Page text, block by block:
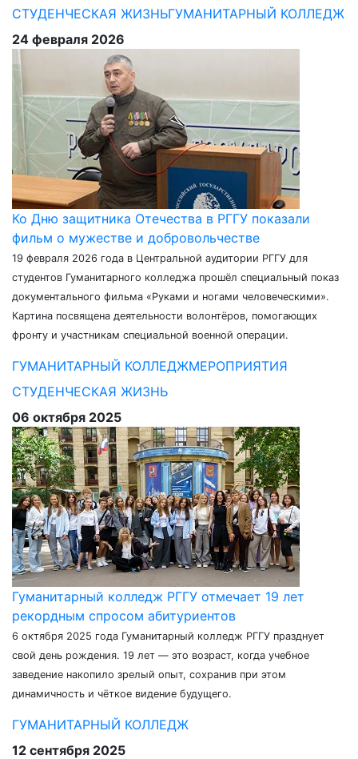
СТУДЕНЧЕСКАЯ ЖИЗНЬГУМАНИТАРНЫЙ КОЛЛЕДЖ
24 февраля 2026
Ко Дню защитника Отечества в РГГУ показали
фильм о мужестве и добровольчестве
19 февраля 2026 года в Центральной аудитории РГГУ для
студентов Гуманитарного колледжа прошёл специальный показ
документального фильма «Руками и ногами человеческими».
Картина посвящена деятельности волонтёров, помогающих
фронту и участникам специальной военной операции.
ГУМАНИТАРНЫЙ КОЛЛЕДЖМЕРОПРИЯТИЯ
СТУДЕНЧЕСКАЯ ЖИЗНЬ
06 октября 2025
Гуманитарный колледж РГГУ отмечает 19 лет
рекордным спросом абитуриентов
6 октября 2025 года Гуманитарный колледж РГГУ празднует
свой день рождения. 19 лет — это возраст, когда учебное
заведение накопило зрелый опыт, сохранив при этом
динамичность и чёткое видение будущего.
ГУМАНИТАРНЫЙ КОЛЛЕДЖ
12 сентября 2025